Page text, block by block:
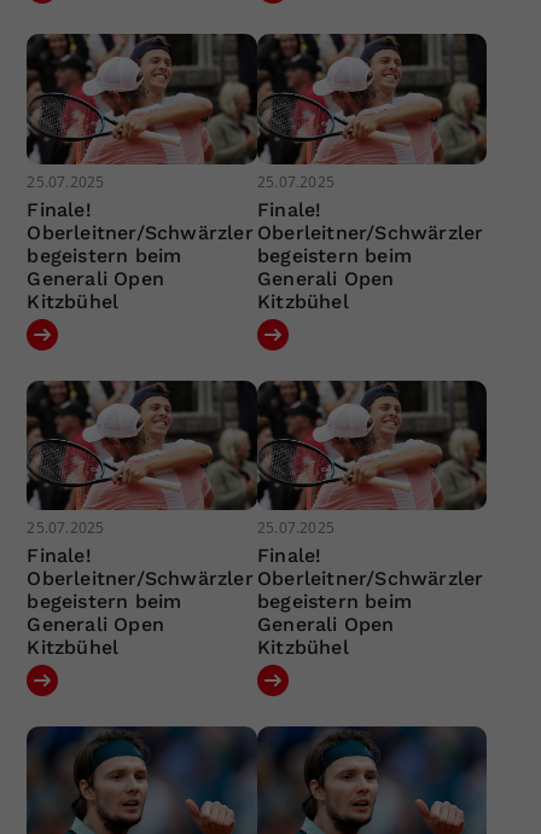
25.07.2025
Finale!
Oberleitner/Schwärzler
begeistern beim
Generali Open
Kitzbühel
25.07.2025
Finale!
Oberleitner/Schwärzler
begeistern beim
Generali Open
Kitzbühel
25.07.2025
Finale!
Oberleitner/Schwärzler
begeistern beim
Generali Open
Kitzbühel
25.07.2025
Finale!
Oberleitner/Schwärzler
begeistern beim
Generali Open
Kitzbühel